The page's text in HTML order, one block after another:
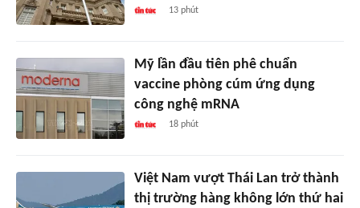
13 phút
Mỹ lần đầu tiên phê chuẩn
vaccine phòng cúm ứng dụng
công nghệ mRNA
18 phút
Việt Nam vượt Thái Lan trở thành
thị trường hàng không lớn thứ hai